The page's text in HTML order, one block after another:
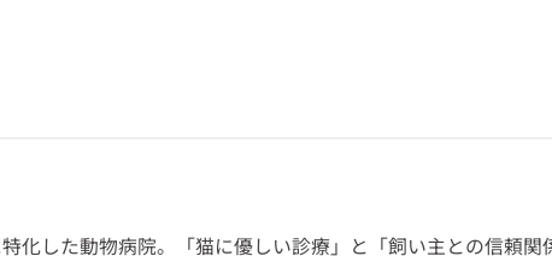
化した動物病院。「猫に優しい診療」と「飼い主との信頼